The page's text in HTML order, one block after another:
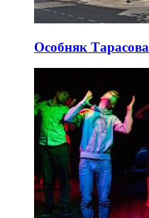
Особняк Тарасова